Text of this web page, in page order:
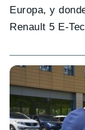
Europa, y
Renault 5 E-